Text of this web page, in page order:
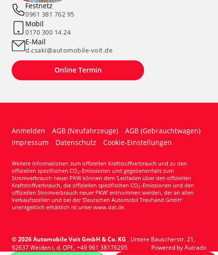
Festnetz
0961 381 762 95
Mobil
0170 300 14 24
E-Mail
d.csaki@automobile-voit.de
Online Termin
Anmelden AGB (Neufahrzeuge)
AGB (Gebrauchtwagen)
Impressum
Datenschutz Cookie-Einstellungen
Weitere Informationen zum offiziellen Kraftstoffverbrauch und zu den
offiziellen spezifischen CO2-Emissionen und gegebenenfalls zum
Stromverbrauch neuer PKW können dem 'Leitfaden über den offiziellen
Kraftstoffverbrauch, die offiziellen spezifischen CO2-Emissionen und den
offiziellen Stromverbrauch neuer PKW' entnommen werden, der an allen
Verkaufsstellen und bei der 'Deutschen Automobil Treuhand GmbH'
unentgeltlich erhältlich ist unter www.dat.de.
© 2026Automobile Voit GmbH & Co. KG , Untere Bauscherstr. 21,
92637Weiden i. d. OPf., +49 961 38176295 Powered by Autrado